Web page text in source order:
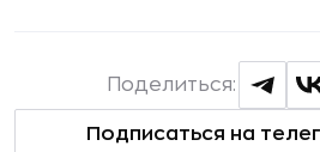
Подписаться на
Поделиться: